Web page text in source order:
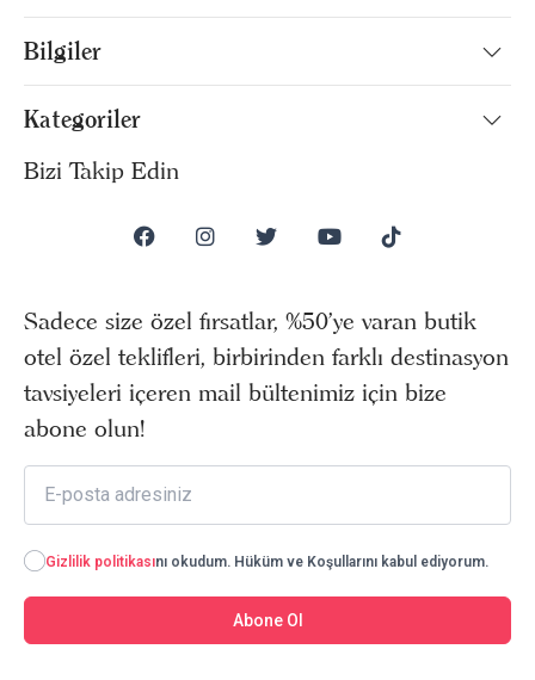
Bilgiler
Kategoriler
Bizi Takip Edin
Sadece size özel fırsatlar, %50’ye varan butik
otel özel teklifleri, birbirinden farklı destinasyon
tavsiyeleri içeren mail bültenimiz için bize
abone olun!
Gizlilik politikasını okudum. Hüküm ve Koşullarını kabul ediyorum.
Abone Ol